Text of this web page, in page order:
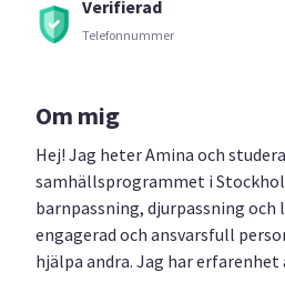
Verifierad
Telefonnummer
Om mig
Hej! Jag heter Amina och
samhällsprogrammet i
barnpassning, djurpassning och
engagerad och ansvarsfull
hjälpa andra. Jag har